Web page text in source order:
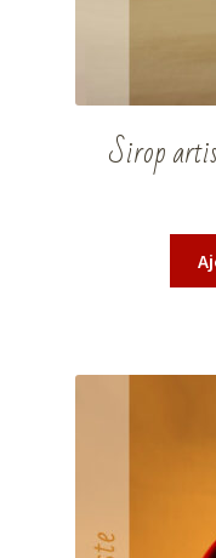
Sirop